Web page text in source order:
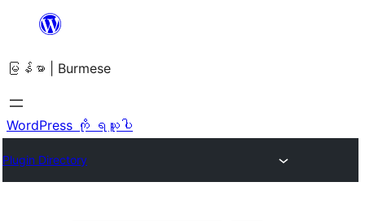
အကြောင်းအရာ
ကျော်သွား
ရန်
မြန်မာ | Burmese
WordPress ကို ရယူပါ
Plugin Directory